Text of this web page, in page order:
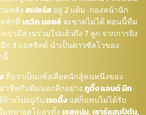
มหลัง สเปอร์ส อยู่ 2 แต้ม กองหน้านัก
ลักที่ เดวิด มอยส์ จะขาดไม่ได้ ตอนนี้ทีม
เขามีส่วนร่วมไปแล้วถึง 7 ลูก จากการยิง
ก 3 แอสซิสต์ นำเป็นดาวซัลโวของ
นี้
ถือว่าเป็นแข้งเลือดนักสู้คนหนึ่งของ
อาชีพกับทีมนอกลีกอย่าง ทูติ้ง แอนด์ มิท
ย้ายไปอยู่กับเรดดิ้ง แต่ก็แทบไม่ได้รับ
มหลายสโมสรทั้ง เชลแน่ม, เซาธ์แฮมป์ตัน,